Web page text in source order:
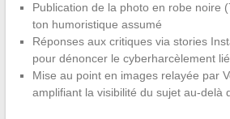
Publication de la photo en robe noire
ton humoristique assumé
Réponses aux critiques via stories
pour dénoncer le cyberharcèlement
Mise au point en images relayée par
amplifiant la visibilité du sujet au-delà